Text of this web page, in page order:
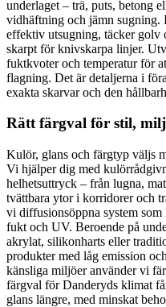
underlaget – trä, puts, betong
vidhäftning och jämn sugning.
effektiv utsugning, täcker golv
skarpt för knivskarpa linjer.
fuktkvoter och temperatur för
flagning. Det är detaljerna i
exakta skarvar och den
Rätt färgval för stil,
Kulör, glans och färgtyp väljs
Vi hjälper dig med
helhetsuttryck – från lugna,
tvättbara ytor i korridorer och
vi diffusionsöppna system som
fukt och UV. Beroende på
akrylat, silikonharts eller
produkter med låg emission
känsliga miljöer använder vi
färgval för Danderyds klimat
glans längre, med minskat